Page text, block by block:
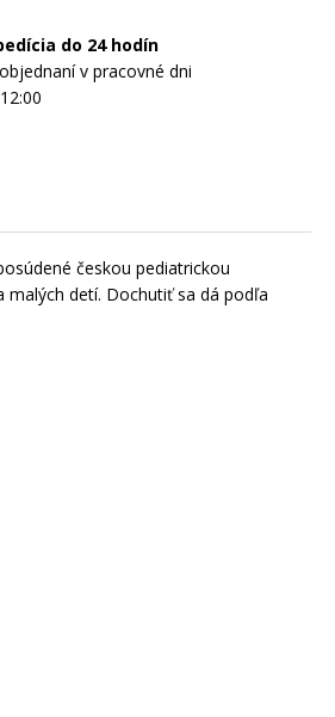
do 24 hodín
v pracovné dni
českou pediatrickou
malých detí. Dochutiť sa dá podľa